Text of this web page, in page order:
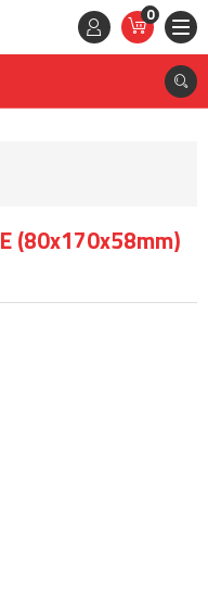
0
STAVKE
0,
RSD
(80x170x58mm)